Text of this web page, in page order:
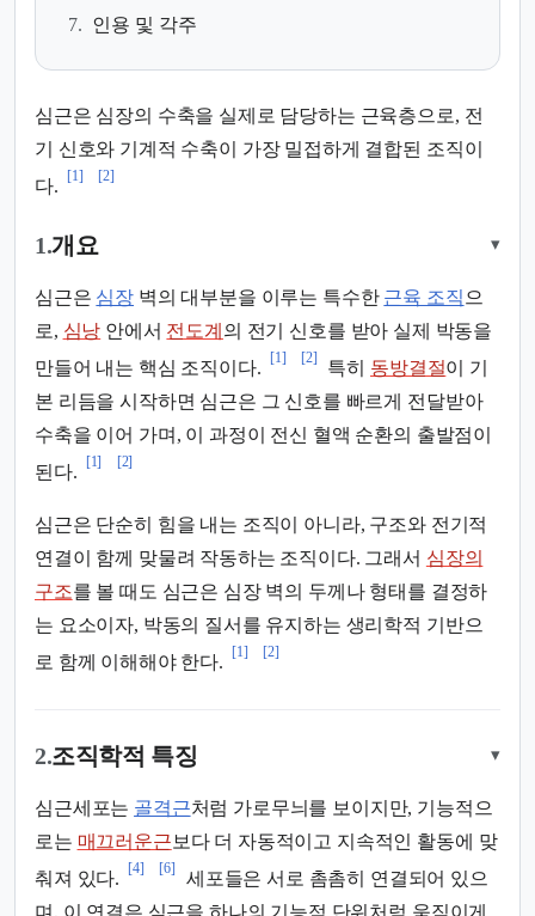
7. 인용 및 각주
심근은 심장의 수축을 실제로 담당하는 근육층으로, 전
기 신호와 기계적 수축이 가장 밀접하게 결합된 조직이
다.
[1] [2]
1.개요 ▾
심근은 심장 벽의 대부분을 이루는 특수한 근육 조직 으
로, 심낭 안에서 전도계 의 전기 신호를 받아 실제 박동을
만들어 내는 핵심 조직이다.
[1] [2]
특히 동방결절이 기
본 리듬을 시작하면 심근은 그 신호를 빠르게 전달받아
수축을 이어 가며, 이 과정이 전신 혈액 순환의 출발점이
된다.
[1] [2]
심근은 단순히 힘을 내는 조직이 아니라, 구조와 전기적
연결이 함께 맞물려 작동하는 조직이다. 그래서 심장의
구조를 볼 때도 심근은 심장 벽의 두께나 형태를 결정하
는 요소이자, 박동의 질서를 유지하는 생리학적 기반으
로 함께 이해해야 한다.
[1] [2]
2.조직학적 특징 ▾
심근세포는 골격근처럼 가로무늬를 보이지만, 기능적으
로는 매끄러운근 보다 더 자동적이고 지속적인 활동에 맞
춰져 있다.
[4] [6]
세포들은 서로 촘촘히 연결되어 있으